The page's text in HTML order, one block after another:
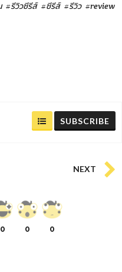
#รีวิวซีรีส์ #ซีรีส์ #รีวิว #review
SUBSCRIBE
NEXT
0 0 0